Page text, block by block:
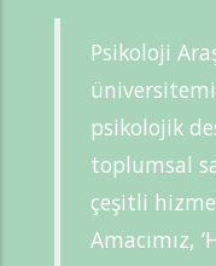
Psikoloji
psikolojik
toplumsal
çeşitli
Amacımız,